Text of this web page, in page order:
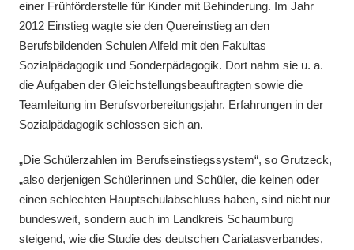
einer Frühförderstelle für Kinder mit Behinderung. Im Jahr
2012 Einstieg wagte sie den Quereinstieg an den
Berufsbildenden Schulen Alfeld mit den Fakultas
Sozialpädagogik und Sonderpädagogik. Dort nahm sie u. a.
die Aufgaben der Gleichstellungsbeauftragten sowie die
Teamleitung im Berufsvorbereitungsjahr. Erfahrungen in der
Sozialpädagogik schlossen sich an.
„Die Schülerzahlen im Berufseinstiegssystem“, so Grutzeck,
„also derjenigen Schülerinnen und Schüler, die keinen oder
einen schlechten Hauptschulabschluss haben, sind nicht nur
bundesweit, sondern auch im Landkreis Schaumburg
steigend, wie die Studie des deutschen Cariatasverbandes,